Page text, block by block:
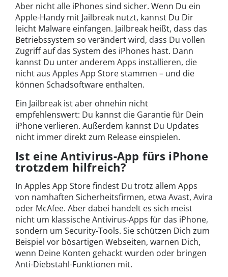
Aber nicht alle iPhones sind sicher. Wenn Du ein
Apple-Handy mit Jailbreak nutzt, kannst Du Dir
leicht Malware einfangen. Jailbreak heißt, dass das
Betriebssystem so verändert wird, dass Du vollen
Zugriff auf das System des iPhones hast. Dann
kannst Du unter anderem Apps installieren, die
nicht aus Apples App Store stammen – und die
können Schadsoftware enthalten.
Ein Jailbreak ist aber ohnehin nicht
empfehlenswert: Du kannst die Garantie für Dein
iPhone verlieren. Außerdem kannst Du Updates
nicht immer direkt zum Release einspielen.
Ist eine Antivirus-App fürs iPhone
trotzdem hilfreich?
In Apples App Store findest Du trotz allem Apps
von namhaften Sicherheitsfirmen, etwa Avast, Avira
oder McAfee. Aber dabei handelt es sich meist
nicht um klassische Antivirus-Apps für das iPhone,
sondern um Security-Tools. Sie schützen Dich zum
Beispiel vor bösartigen Webseiten, warnen Dich,
wenn Deine Konten gehackt wurden oder bringen
Anti-Diebstahl-Funktionen mit.